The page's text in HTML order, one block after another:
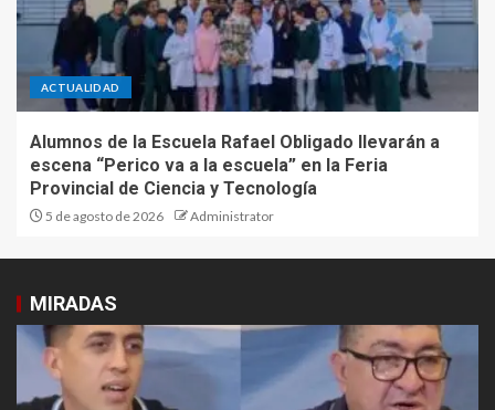
ACTUALIDAD
Alumnos de la Escuela Rafael Obligado llevarán a
escena “Perico va a la escuela” en la Feria
Provincial de Ciencia y Tecnología
5 de agosto de 2026 Administrator
MIRADAS